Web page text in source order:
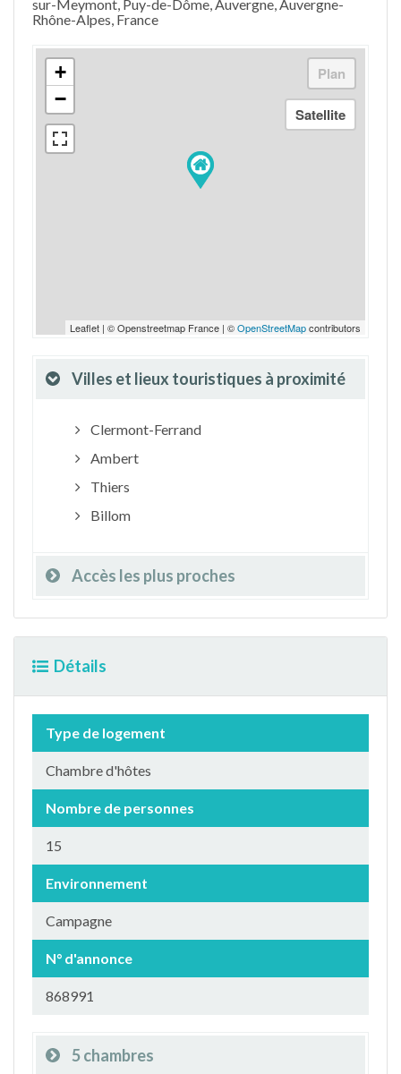
sur-Meymont, Puy-de-Dôme, Auvergne, Auvergne-
Rhône-Alpes, France
+
−
Leaflet | © Openstreetmap France | ©OpenStreetMapcontributors
Villes et lieux touristiques à proximité
Clermont-Ferrand
Ambert
Thiers
Billom
Accès les plus proches
Détails
Type de logement
Chambre d'hôtes
Nombre de personnes
15
Environnement
Campagne
N° d'annonce
868991
5 chambres